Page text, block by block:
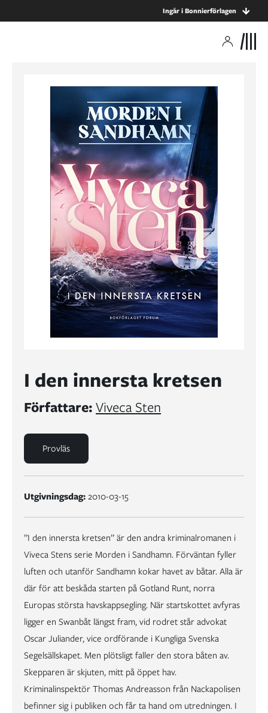
Ingår i Bonnierförlagen
I den innersta kretsen
Författare:Viveca Sten
Provläs
Utgivningsdag:2010-03-15
”I den innersta kretsen” är den andra kriminalromanen i
Viveca Stens serie Morden i Sandhamn. Förväntan fyller
luften och utanför Sandhamn kokar havet av båtar. Alla är
där för att beskåda starten på Gotland Runt, norra
Europas största havskappsegling. När startskottet avfyras
ligger en Swanbåt längst fram, vid rodret står advokat
Oscar Juliander, vice ordförande i Kungliga Svenska
Segelsällskapet. Men plötsligt faller den stora båten av.
Skepparen är skjuten, mitt på öppet hav.
Kriminalinspektör Thomas Andreasson från Nackapolisen
befinner sig i publiken och får ta hand om utredningen. I